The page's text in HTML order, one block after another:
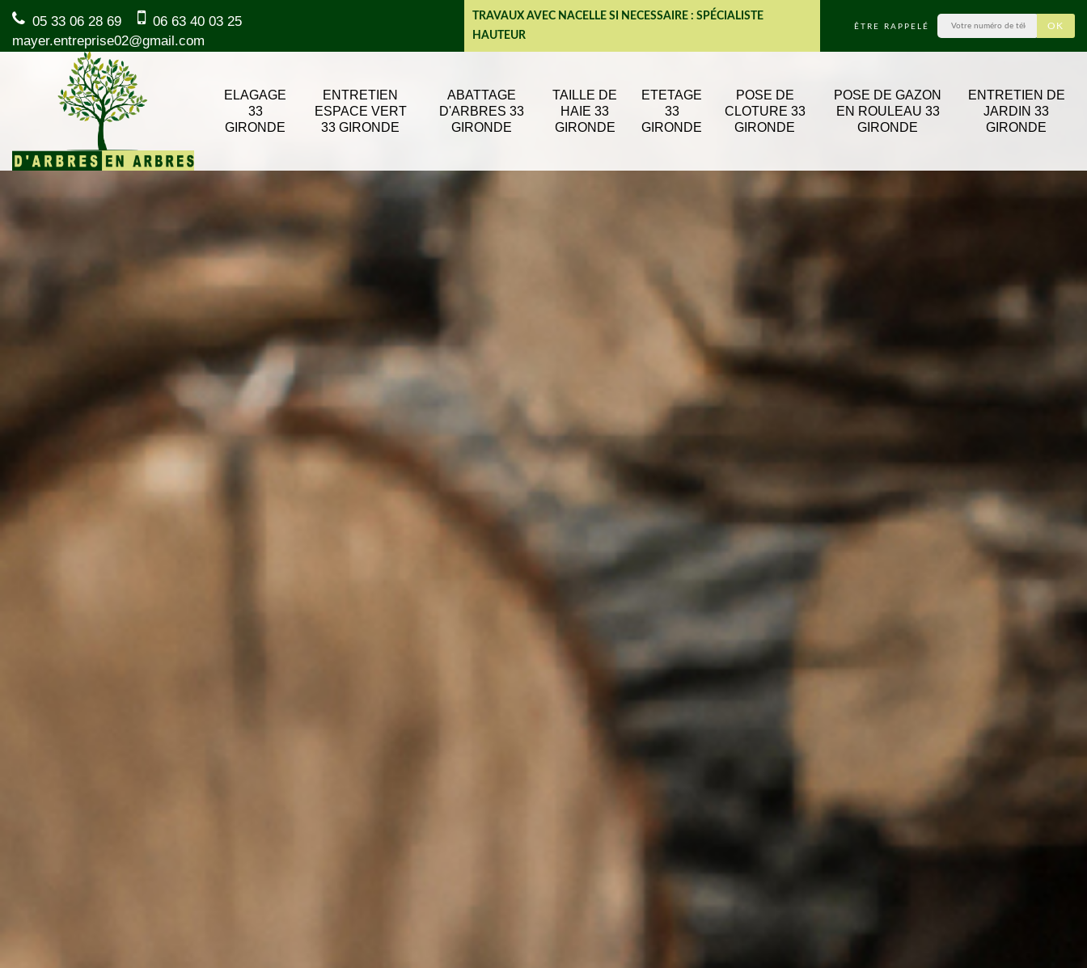
05 33 06 28 69
06 63 40 03 25
mayer.entreprise02@gmail.com
TRAVAUX AVEC NACELLE SI NECESSAIRE : SPÉCIALISTE
HAUTEUR
ÊTRE RAPPELÉ
ELAGAGE
33
GIRONDE
ENTRETIEN
ESPACE VERT
33 GIRONDE
ABATTAGE
D'ARBRES 33
GIRONDE
TAILLE DE
HAIE 33
GIRONDE
ETETAGE
33
GIRONDE
POSE DE
CLOTURE 33
GIRONDE
POSE DE GAZON
EN ROULEAU 33
GIRONDE
ENTRETIEN DE
JARDIN 33
GIRONDE